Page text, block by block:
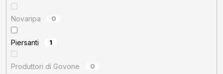
Novaripa 0
Piersanti 1
Produttori di Govone 0